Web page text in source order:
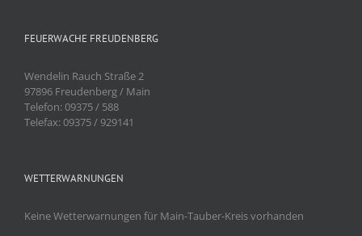
FEUERWACHE FREUDENBERG
Wendelin Rauch Straße 2
97896 Freudenberg / Main
Telefon: 09375 / 588
Telefax: 09375 / 929141
WETTERWARNUNGEN
Keine Wetterwarnungen für Main-Tauber-Kreis vorhanden